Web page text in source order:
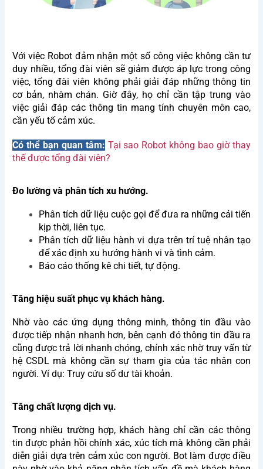
Với việc Robot đảm nhận một số công việc không cần tư
duy nhiều, tổng đài viên sẽ giảm được áp lực trong công
việc, tổng đài viên không phải giải đáp những thông tin
cơ bản, nhàm chán. Giờ đây, họ chỉ cần tập trung vào
việc giải đáp các thông tin mang tính chuyên môn cao,
cần yếu tố cảm xúc.
Có thể bạn quan tâm: Tại sao Robot không bao giờ thay
thế được tổng đài viên?
Đo lường và phân tích xu hướng.
Phân tích dữ liệu cuộc gọi để đưa ra những cải tiến
kịp thời, liên tục.
Phân tích dữ liệu hành vi dựa trên trí tuệ nhân tạo
để xác định xu hướng hành vi và tình cảm.
Báo cáo thống kê chi tiết, tự động.
Tăng hiệu suất phục vụ khách hàng.
Nhờ vào các ứng dụng thông minh, thông tin đầu vào
được tiếp nhận nhanh hơn, bên cạnh đó thông tin đầu ra
cũng được trả lời nhanh chóng, chính xác nhờ truy vấn từ
hệ CSDL mà không cần sự tham gia của tác nhân con
người. Ví dụ: Truy cứu số dư tài khoản.
Tăng chất lượng dịch vụ.
Trong nhiều trường hợp, khách hàng chỉ cần các thông
tin được phản hồi chính xác, xúc tích mà không cần phải
diễn giải dựa trên cảm xúc con người. Bot làm được điều